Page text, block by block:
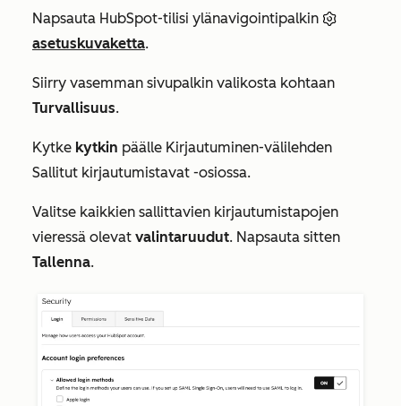
Napsauta HubSpot-tilisi ylänavigointipalkin
asetuskuvaketta.
Siirry vasemman sivupalkin valikosta kohtaan
Turvallisuus.
Kytke kytkin päälle Kirjautuminen-välilehden
Sallitut kirjautumistavat -osiossa.
Valitse kaikkien sallittavien kirjautumistapojen
vieressä olevat valintaruudut. Napsauta sitten
Tallenna.